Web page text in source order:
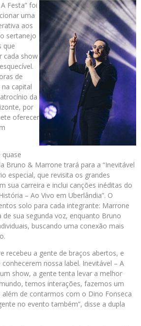
Festa” foi
uma
aos
sertanejo
que
cada show
de
capital
da
por
oferecer
Bruno & Marrone trará para a “Inevitável
especial, que revisita os grandes
sua carreira e inclui canções inéditas do
– Ao Vivo em Uberlândia”. O
solo para cada integrante: Marrone
de sua segunda voz, enquanto Bruno
buscando uma conexão mais
recebeu a gente de braços abertos, e
nossa label. Inevitável – A
show, a gente tenta levar a melhor
temos interações, fazemos um
de contarmos com o Dino Fonseca
no evento também”, disse a dupla